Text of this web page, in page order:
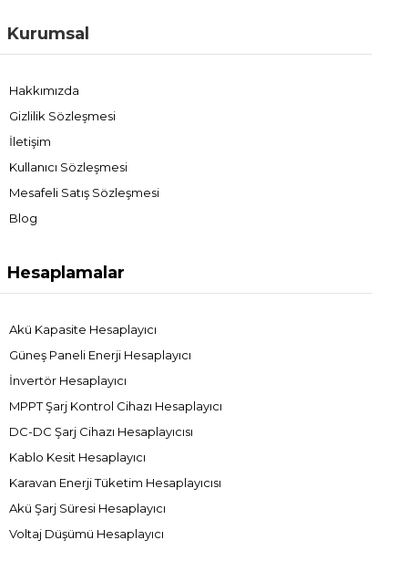
Kurumsal
Hakkımızda
Gizlilik Sözleşmesi
İletişim
Kullanıcı Sözleşmesi
Mesafeli Satış Sözleşmesi
Blog
Hesaplamalar
Akü Kapasite Hesaplayıcı
Güneş Paneli Enerji Hesaplayıcı
İnvertör Hesaplayıcı
MPPT Şarj Kontrol Cihazı Hesaplayıcı
DC-DC Şarj Cihazı Hesaplayıcısı
Kablo Kesit Hesaplayıcı
Karavan Enerji Tüketim Hesaplayıcısı
Akü Şarj Süresi Hesaplayıcı
Voltaj Düşümü Hesaplayıcı